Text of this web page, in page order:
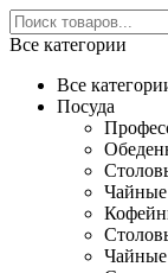
Все категории
Все
Посуда
Чайные